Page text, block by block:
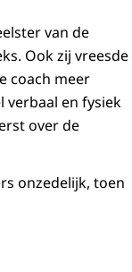
van de
Ook zij vreesde
coach meer
verbaal en fysiek
over de
onzedelijk, toen